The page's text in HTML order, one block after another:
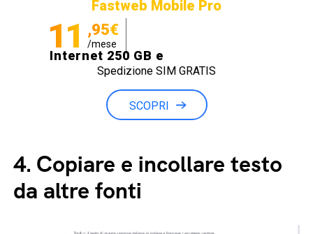
Fastweb Mobile Pro
11 ,95€
/mese
Internet 250 GB e
Minuti illimitati
Spedizione SIM GRATIS
SCOPRI
4. Copiare e incollare testo
da altre fonti